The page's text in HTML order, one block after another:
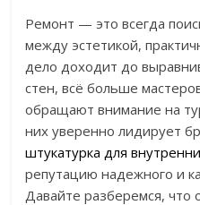
Ремонт — это всегда
между эстетикой,
дело доходит до
стен, всё больше
обращают внимание на
них уверенно лидирует
штукатурка для
репутацию надежного и
Давайте разберемся, что